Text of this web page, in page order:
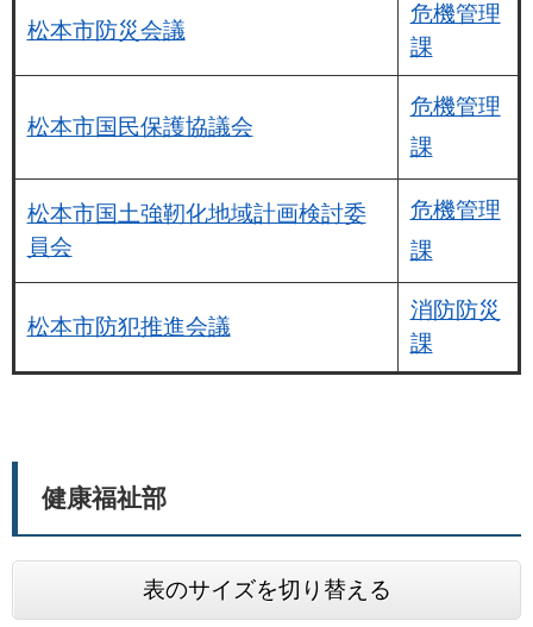
松本市防災会議
危機管理
課
松本市国民保護協議会
危機管理
課
松本市国土強靭化地域計画検討委
員会
危機管理
課
松本市防犯推進会議
消防防災
課
健康福祉部
表のサイズを切り替える